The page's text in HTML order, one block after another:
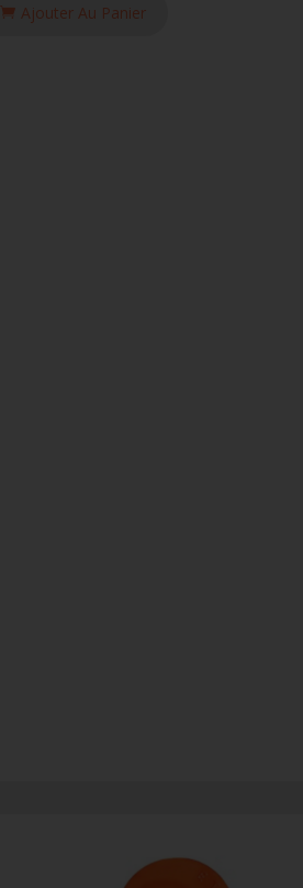
Ajouter Au Panier